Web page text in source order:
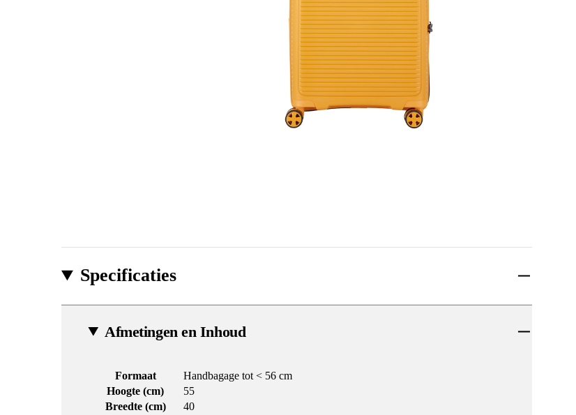
Specificaties
Afmetingen en Inhoud
Formaat
Handbagage tot < 56 cm
Hoogte (cm)
55
Breedte (cm)
40